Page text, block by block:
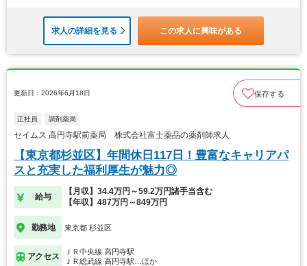
求人の詳細を見る この求人に興味がある
更新日：2026年6月18日 保存する
正社員 調剤薬局
セイムス 高円寺駅前薬局 株式会社富士薬品の薬剤師求人
【東京都杉並区】年間休日117日！豊富なキャリアパ
スと充実した福利厚生が魅力◎
給与
【月収】34.4万円～59.2万円諸手当含む
【年収】487万円～849万円
勤務地 東京都 杉並区
アクセス
ＪＲ中央線 高円寺駅
ＪＲ総武線 高円寺駅…ほか